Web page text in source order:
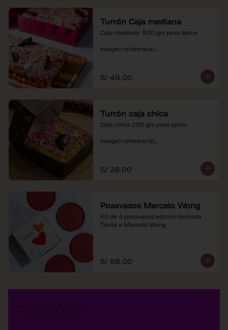
Turrón Caja mediana
Caja mediana  500 grs peso aprox
Imagen referencial
soles e incluyen impuestos de ley y
recargo al consumo.
S/ 46.00
Turrón caja chica
Caja chica 250 grs peso aprox
Imagen referencial
soles e incluyen impuestos de ley y
recargo al consumo.
S/ 28.00
Posavasos Marcelo Wong
Kit de 4 posavasos edición limitada
Tanta x Marcelo Wong
S/ 69.00